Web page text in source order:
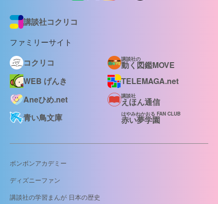
講談社コクリコ
ファミリーサイト
コクリコ
講談社の
動く図鑑MOVE
WEB げんき
TELEMAGA.net
Aneひめ.net
講談社
えほん通信
青い鳥文庫
はやみねかおる FAN CLUB
赤い夢学園
ボンボンアカデミー
ディズニーファン
講談社の学習まんが 日本の歴史